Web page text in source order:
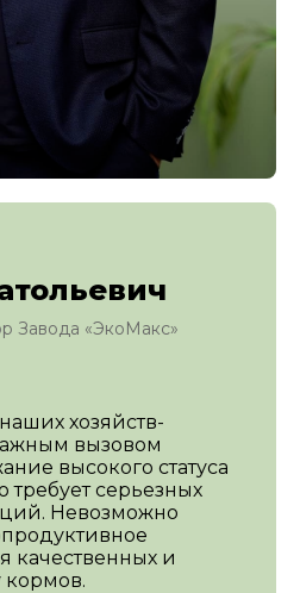
Завода «ЭкоМакс»
хозяйств-
вызовом
высокого статуса
требует серьезных
Невозможно
качественных и
кормов.